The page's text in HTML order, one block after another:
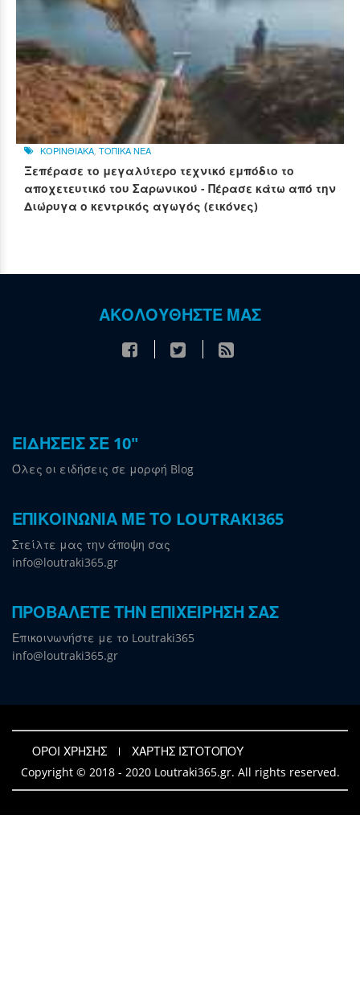
ΚΟΡΙΝΘΙΑΚΑ ΤΟΠΙΚΑ ΝΕΑ
Ξεπέρασε το μεγαλύτερο τεχνικό εμπόδιο το
αποχετευτικό του Σαρωνικού - Πέρασε κάτω από την
Διώρυγα ο κεντρικός αγωγός (εικόνες)
ΑΚΟΛΟΥΘΗΣΤΕ ΜΑΣ
ΕΙΔΗΣΕΙΣ ΣΕ 10"
Όλες οι ειδήσεις σε μορφή Blog
ΕΠΙΚΟΙΝΩΝΙΑ ΜΕ ΤΟ LOUTRAKI365
Στείλτε μας την άποψη σας
info@loutraki365.gr
ΠΡΟΒΑΛΕΤΕ ΤΗΝ ΕΠΙΧΕΙΡΗΣΗ ΣΑΣ
Επικοινωνήστε με το Loutraki365
info@loutraki365.gr
ΟΡΟΙ ΧΡΗΣΗΣ
ΧΑΡΤΗΣ ΙΣΤΟΤΟΠΟΥ
Copyright © 2018 - 2020 Loutraki365.gr. All rights reserved.